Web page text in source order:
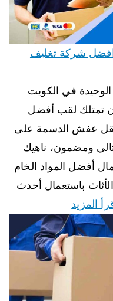
عفش الدسمة 50993766 افضل شركة تغليف
في الكويت
أن تمتلك لقب أفضل
عفش الدسمة على
ومضمون، ناهيك
أفضل المواد الخام
باستعمال أحدث
المزيد